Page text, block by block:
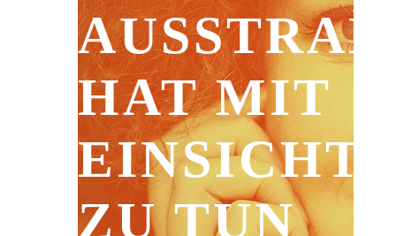
HAT MIT
EINSICHT
ZU TUN